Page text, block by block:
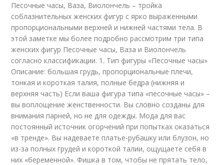
Песочные часы, Ваза, Виолончель – тройка
соблазнительных женских фигур с ярко выраженными
пропорциональными верхней и нижней частями тела. В
этой заметке мы более подробно рассмотрим три типа
женских фигур Песочные часы, Ваза и Виолончель
согласно классификации. 1. Тип фигуры «Песочные часы»
Описание: большая грудь, пропорциональные плечи,
тонкая и короткая талия, полные бедра (нижняя и
верхняя часть) Если ваша фигура типа «песочные часы» –
вы воплощение женственности. Вы словно созданы для
внимания парней, но не для одежды. Мода для вас
постоянный источник огорчений при попытках оказаться
«в тренде». Вы надеваете платье-рубашку или блузон, но
из-за полных грудей и короткой талии, ощущаете себя в
них «беременной». Фишка в том, чтобы не прятать тело,